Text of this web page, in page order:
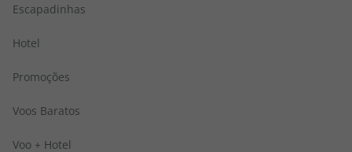
Escapadinhas
Hotel
Promoções
Voos Baratos
Voo + Hotel